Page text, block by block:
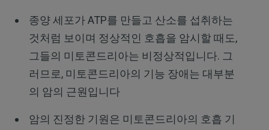
종양 세포가 ATP를 만들고 산소를 섭취하는
것처럼 보이며 정상적인 호흡을 암시할 때도,
그들의 미토콘드리아는 비정상적입니다. 그
러므로, 미토콘드리아의 기능 장애는 대부분
의 암의 근원입니다
암의 진정한 기원은 미토콘드리아의 호흡 기